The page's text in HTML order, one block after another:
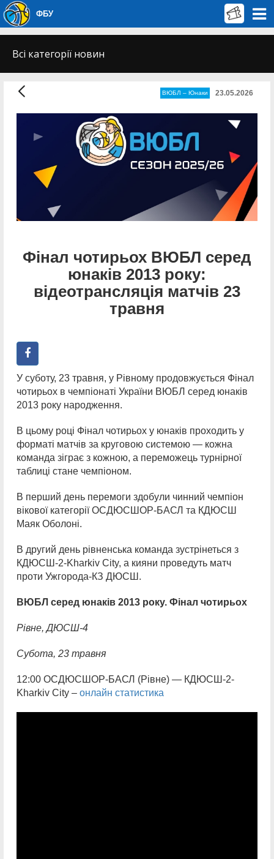
ФБУ
Всі категорії новин
ВЮБЛ – Юнаки 23.05.2026
Фінал чотирьох ВЮБЛ серед
юнаків 2013 року:
відеотрансляція матчів 23
травня
У суботу, 23 травня, у Рівному продовжується Фінал
чотирьох в чемпіонаті України ВЮБЛ серед юнаків
2013 року народження.
В цьому році Фінал чотирьох у юнаків проходить у
форматі матчів за круговою системою — кожна
команда зіграє з кожною, а переможець турнірної
таблиці стане чемпіоном.
В перший день перемоги здобули чинний чемпіон
вікової категорії ОСДЮСШОР-БАСЛ та КДЮСШ
Маяк Оболоні.
В другий день рівненська команда зустрінеться з
КДЮСШ-2-Kharkiv City, а кияни проведуть матч
проти Ужгорода-КЗ ДЮСШ.
ВЮБЛ серед юнаків 2013 року. Фінал чотирьох
Рівне, ДЮСШ-4
Субота, 23 травня
12:00 ОСДЮСШОР-БАСЛ (Рівне) — КДЮСШ-2-
Kharkiv City – онлайн статистика